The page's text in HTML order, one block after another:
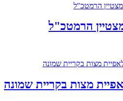
הרמטכ"ל
מצות בקריית שמונה